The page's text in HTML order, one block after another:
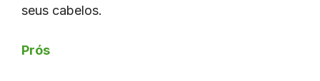
seus cabelos.
Prós